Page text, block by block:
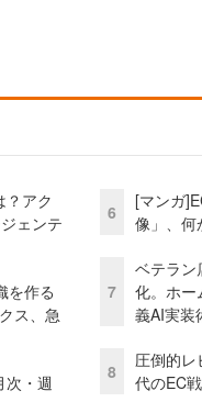
？アク
ェンテ
を作る
ス、急
次・週
6
[マンガ
像」、何
7
ベテラン
化。ホー
義AI実装
8
圧倒的
代のEC